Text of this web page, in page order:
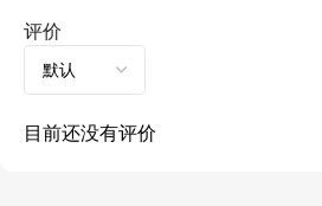
评价
目前还没有评价